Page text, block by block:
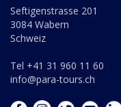
Seftigenstrasse 201
3084 Wabern
Schweiz
Tel +41 31 960 11 60
info@para-tours.ch